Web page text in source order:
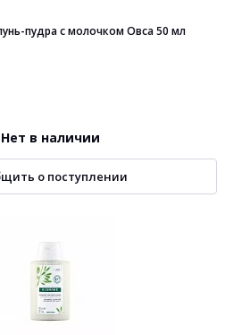
пудра с молочком Овса 50 мл
Нет в наличии
о поступлении